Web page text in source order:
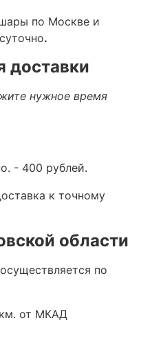
по Москве и
.
доставки
нужное время
- 400 рублей.
к точному
области
по
от МКАД